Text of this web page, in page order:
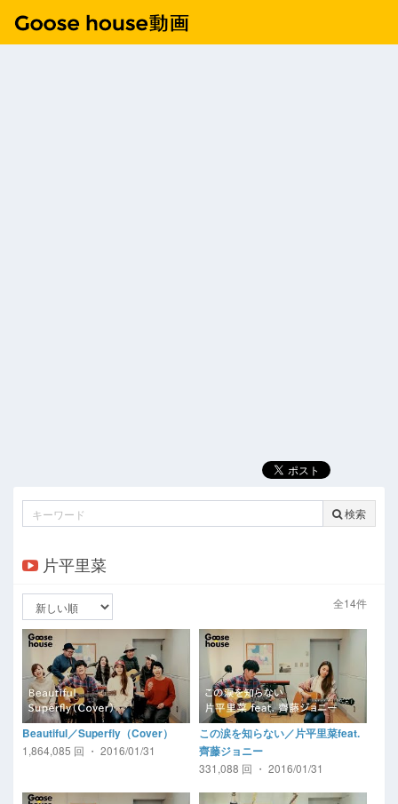
検索
片平里菜
全14件
Beautiful／Superfly（Cover）
1,864,085 回 ・ 2016/01/31
この涙を知らない／片平里菜feat.
齊藤ジョニー
331,088 回 ・ 2016/01/31